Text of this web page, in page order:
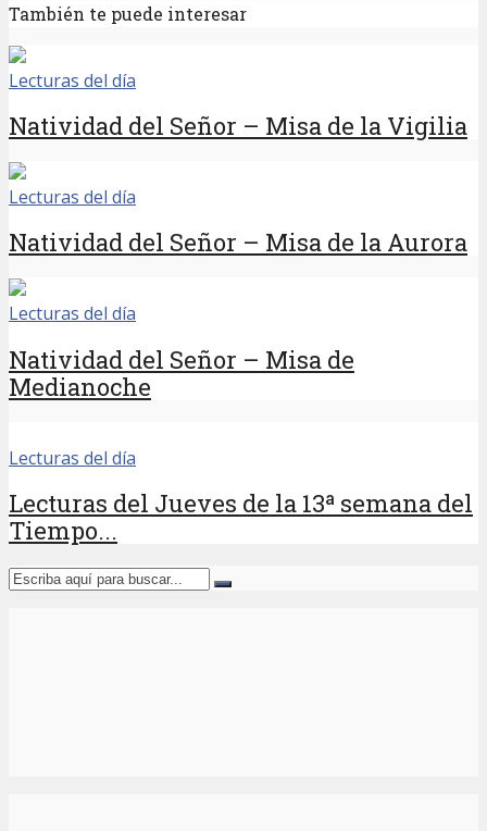
También te puede interesar
Lecturas del día
Natividad del Señor – Misa de la Vigilia
Lecturas del día
Natividad del Señor – Misa de la Aurora
Lecturas del día
Natividad del Señor – Misa de
Medianoche
Lecturas del día
Lecturas del Jueves de la 13ª semana del
Tiempo...